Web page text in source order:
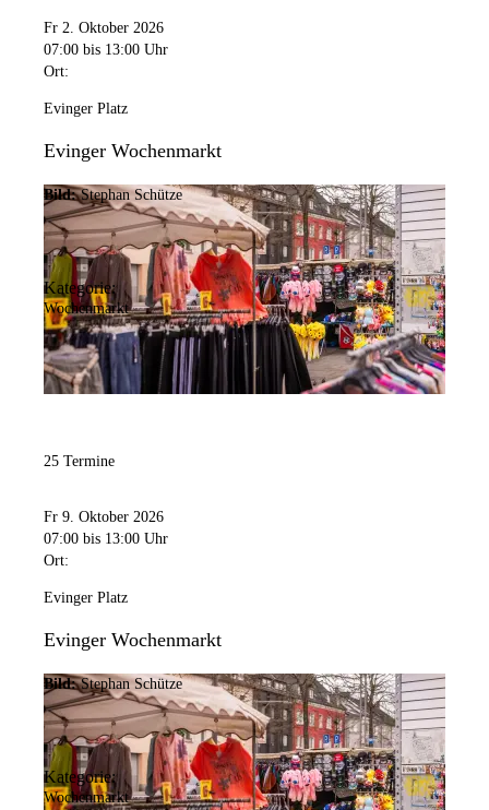
Fr 2. Oktober 2026
07:00 bis 13:00 Uhr
Ort:
Evinger Platz
Evinger Wochenmarkt
Bild: Stephan Schütze
Kategorie:
Wochenmarkt
25 Termine
Fr 9. Oktober 2026
07:00 bis 13:00 Uhr
Ort:
Evinger Platz
Evinger Wochenmarkt
Bild: Stephan Schütze
Kategorie:
Wochenmarkt